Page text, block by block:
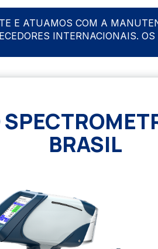
E ATUAMOS COM A
INTERNACIONAIS.
BRASIL